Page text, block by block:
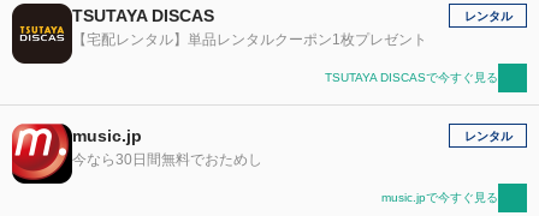
TSUTAYA DISCAS
【宅配レンタル】単品レンタルクーポン1枚プレゼント
レンタル
TSUTAYA DISCASで今すぐ見る
music.jp
今なら30日間無料でおためし
レンタル
music.jpで今すぐ見る